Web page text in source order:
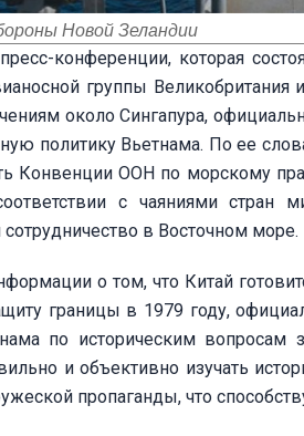
Новой Зеландии
конференции, которая
группы
около Сингапура,
политику Вьетнама. По ее
Конвенции ООН по морскому
с чаяниями стран
сотрудничество в Восточном море.
о том, что Китай
границы в 1979 году,
по историческим
и объективно изучать
пропаганды, что